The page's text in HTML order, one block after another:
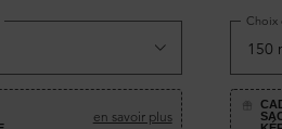
en savoir plus
Choix